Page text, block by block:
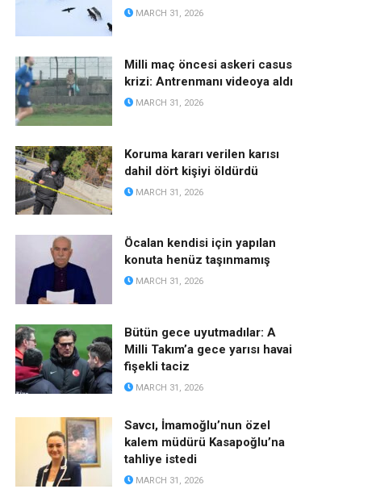
MARCH 31, 2026
Milli maç öncesi askeri casus
krizi: Antrenmanı videoya aldı
MARCH 31, 2026
Koruma kararı verilen karısı
dahil dört kişiyi öldürdü
MARCH 31, 2026
Öcalan kendisi için yapılan
konuta henüz taşınmamış
MARCH 31, 2026
Bütün gece uyutmadılar: A
Milli Takım’a gece yarısı havai
fişekli taciz
MARCH 31, 2026
Savcı, İmamoğlu’nun özel
kalem müdürü Kasapoğlu’na
tahliye istedi
MARCH 31, 2026